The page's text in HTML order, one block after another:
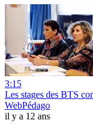
3:15
Les stages des BTS
WebPédago
il y a 12 ans